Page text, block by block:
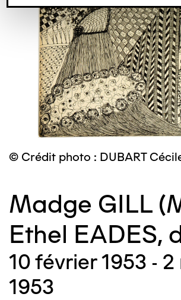
© Crédit photo : DUBART
Madge GILL
Ethel EADES,
10 février 1953 -
1953